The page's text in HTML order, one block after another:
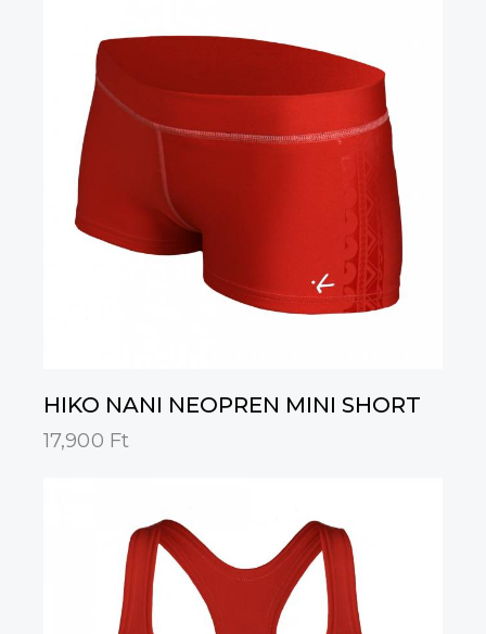
HIKO NANI NEOPREN MINI SHORT
17,900 Ft